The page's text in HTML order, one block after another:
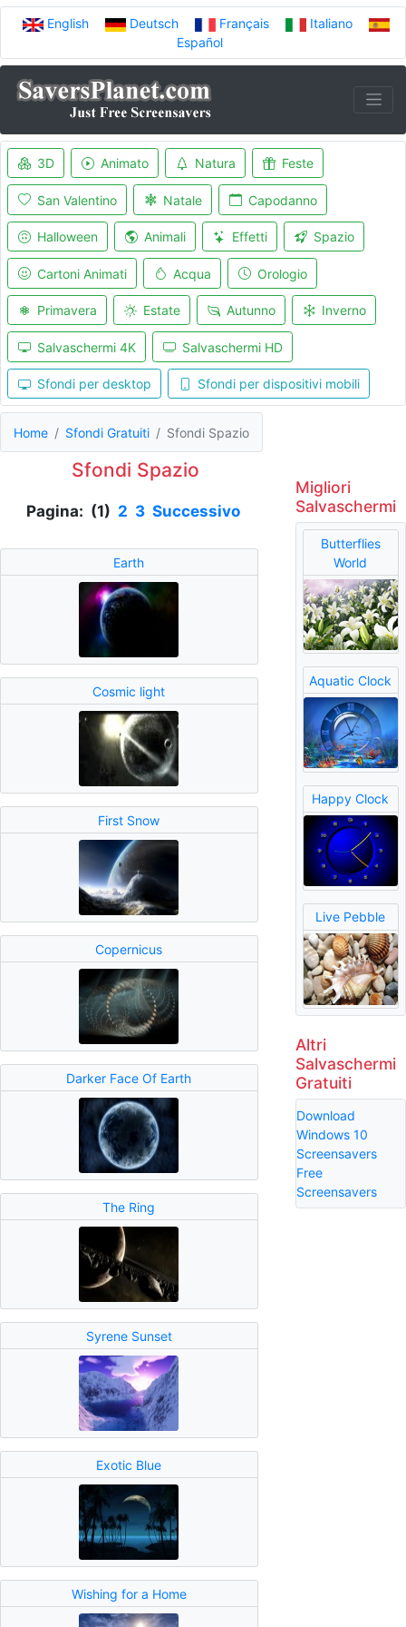
English Deutsch Français
Italiano
Español
3D Animato Natura Feste
San Valentino Natale Capodanno
Halloween Animali Effetti Spazio
Cartoni Animati Acqua Orologio
Primavera Estate Autunno Inverno
Salvaschermi 4K Salvaschermi HD
Sfondi per desktop Sfondi per dispositivi mobili
Home Sfondi Gratuiti Sfondi Spazio
Sfondi Spazio
Pagina: (1) 2 3 Successivo
Earth
Cosmic light
First Snow
Copernicus
Darker Face Of Earth
The Ring
Syrene Sunset
Exotic Blue
Wishing for a Home
Migliori
Salvaschermi
Butterflies
World
Aquatic Clock
Happy Clock
Live Pebble
Altri
Salvaschermi
Gratuiti
Download
Windows 10
Screensavers
Free
Screensavers